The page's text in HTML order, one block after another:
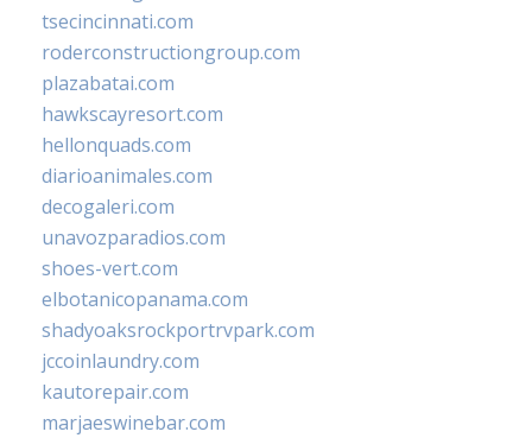
tsecincinnati.com
roderconstructiongroup.com
plazabatai.com
hawkscayresort.com
hellonquads.com
diarioanimales.com
decogaleri.com
unavozparadios.com
shoes-vert.com
elbotanicopanama.com
shadyoaksrockportrvpark.com
jccoinlaundry.com
kautorepair.com
marjaeswinebar.com